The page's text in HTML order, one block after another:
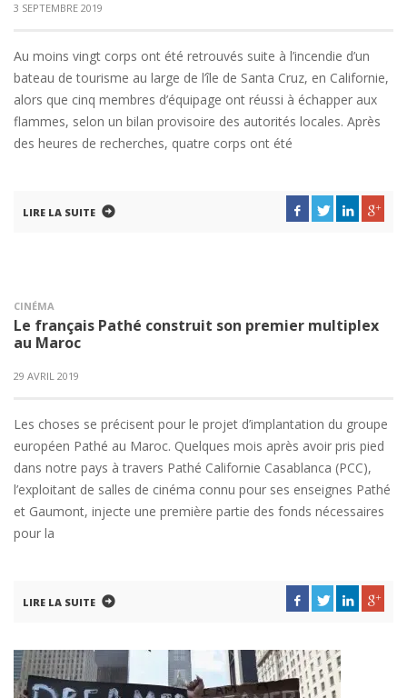
3 SEPTEMBRE 2019
Au moins vingt corps ont été retrouvés suite à l’incendie d’un
bateau de tourisme au large de l’île de Santa Cruz, en Californie,
alors que cinq membres d’équipage ont réussi à échapper aux
flammes, selon un bilan provisoire des autorités locales. Après
des heures de recherches, quatre corps ont été
LIRE LA SUITE
CINÉMA
Le français Pathé construit son premier multiplex
au Maroc
29 AVRIL 2019
Les choses se précisent pour le projet d’implantation du groupe
européen Pathé au Maroc. Quelques mois après avoir pris pied
dans notre pays à travers Pathé Californie Casablanca (PCC),
l’exploitant de salles de cinéma connu pour ses enseignes Pathé
et Gaumont, injecte une première partie des fonds nécessaires
pour la
LIRE LA SUITE